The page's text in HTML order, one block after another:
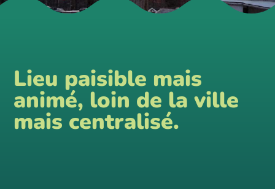
Lieu paisible mais
animé, loin de la ville
mais centralisé.